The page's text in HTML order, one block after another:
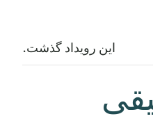
این رویداد گذشت.